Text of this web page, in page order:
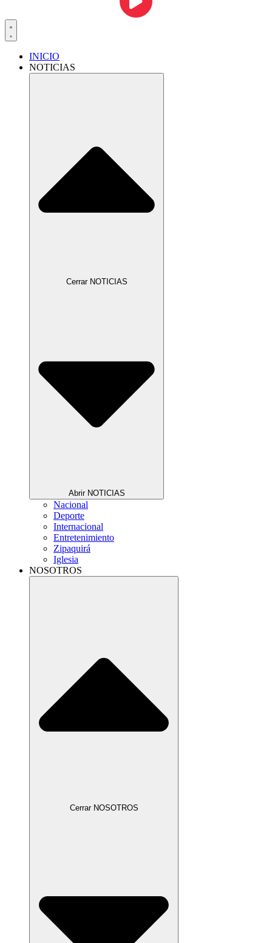
INICIO
NOTICIAS
Cerrar NOTICIAS
Abrir NOTICIAS
Nacional
Deporte
Internacional
Entretenimiento
Zipaquirá
Iglesia
NOSOTROS
Cerrar NOSOTROS